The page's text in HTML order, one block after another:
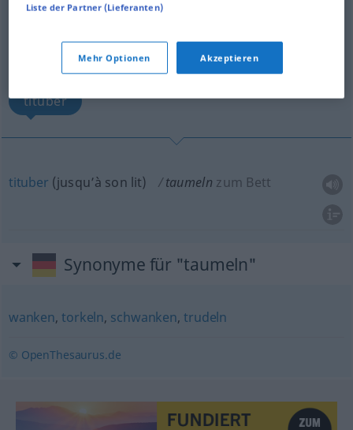
taumeln + indication de direction
Übersicht aller Übersetzungen
(Für mehr Details die Übersetzung anklicken/antippen)
tituber
tituber (jusqu’à son lit) taumeln zum Bett
Synonyme für "taumeln"
wanken,torkeln, schwanken,trudeln
© OpenThesaurus.de
Liste der Partner (Lieferanten)
Mehr Optionen Akzeptieren